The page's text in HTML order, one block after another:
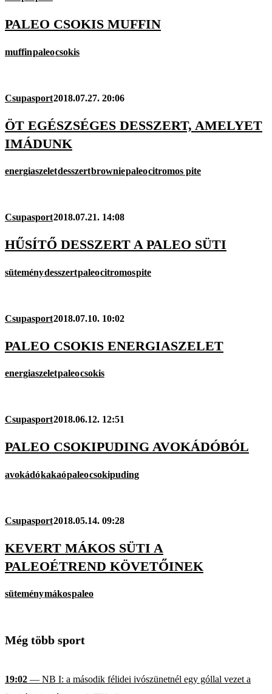
PALEO CSOKIS MUFFIN
muffinpaleocsokis
Csupasport2018.07.27. 20:06
ÖT EGÉSZSÉGES DESSZERT, AMELYET
IMÁDUNK
energiaszeletdesszertbrowniepaleocitromos pite
Csupasport2018.07.21. 14:08
HŰSÍTŐ DESSZERT A PALEO SÜTI
süteménydesszertpaleocitromospite
Csupasport2018.07.10. 10:02
PALEO CSOKIS ENERGIASZELET
energiaszeletpaleocsokis
Csupasport2018.06.12. 12:51
PALEO CSOKIPUDING AVOKÁDÓBÓL
avokádókakaópaleocsokipuding
Csupasport2018.05.14. 09:28
KEVERT MÁKOS SÜTI A
PALEOÉTREND KÖVETŐINEK
süteménymákospaleo
Még több sport
19:02 — NB I: a második félidei ivószünetnél egy góllal vezet a